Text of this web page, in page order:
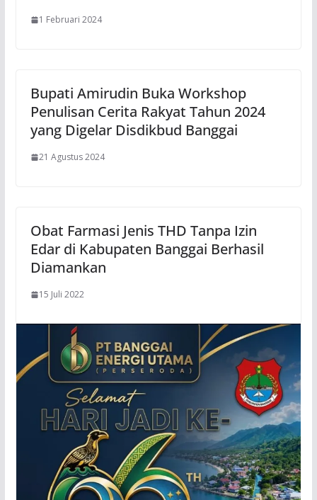
1 Februari 2024
Bupati Amirudin Buka Workshop
Penulisan Cerita Rakyat Tahun 2024
yang Digelar Disdikbud Banggai
21 Agustus 2024
Obat Farmasi Jenis THD Tanpa Izin
Edar di Kabupaten Banggai Berhasil
Diamankan
15 Juli 2022